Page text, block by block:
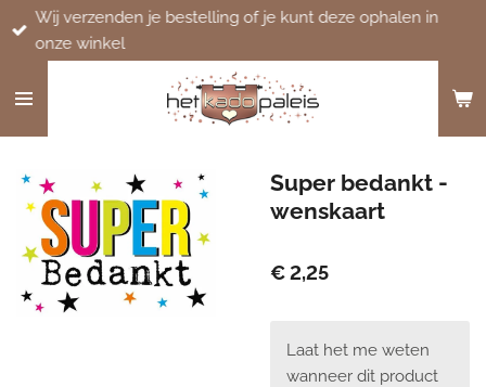
Ga
direct
de
Wij verzenden je bestelling of je kunt deze ophalen in
onze winkel
Super bedankt -
wenskaart
€ 2,25
Laat het me weten
wanneer dit product